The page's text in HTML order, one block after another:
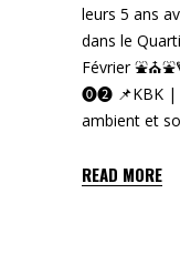
leurs 5 ans
dans le
Février
⓿❷ 📌KBK |
ambient et
READ MORE